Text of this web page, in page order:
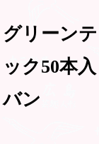
グリーン
ック50本
バン